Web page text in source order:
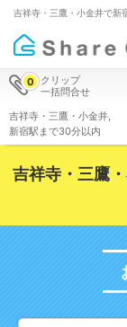
吉祥寺・三鷹・小金井で新
クリップ
一括問合せ
0
吉祥寺・三鷹・小金井
新宿駅まで30分以内
吉祥寺・三鷹